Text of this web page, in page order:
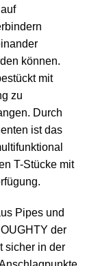
können.
mit
zu
Durch
ist das
T-Stücke mit
Pipes und
der
sicher in der